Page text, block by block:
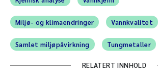
Miljø- og klimaendringer Vannkvalitet
Samlet miljøpåvirkning Tungmetaller
RELATERT INNHOLD